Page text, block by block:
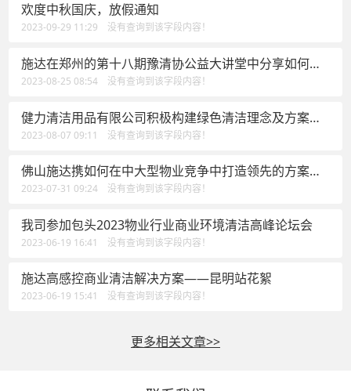
欢度中秋国庆，放假通知
2023-09-29 11:29 没有查询到该字段内容！
施达在郑州的第十八期豫清协公益大讲堂中分享如何在
中大型物业竞争中打造领先
2023-08-25 08:54 没有查询到该字段内容！
健力清洁用品有限公司积极构建绿色清洁理念及方案，
为佛山清洁行业高质量发展做出新贡献
2023-08-07 09:11 没有查询到该字段内容！
佛山施达携如何在中大型物业竞争中打造领先的方案
——可视化卫生清洁管理方案参加于上海举行的标准化
绿色清洁智慧论坛
2023-07-31 09:24 没有查询到该字段内容！
我司参加包头2023物业行业商业环境清洁高峰论坛会
2023-06-19 16:41 没有查询到该字段内容！
施达高感控商业清洁解决方案——昆明站花絮
2023-06-19 15:41 没有查询到该字段内容！
更多相关文章>>